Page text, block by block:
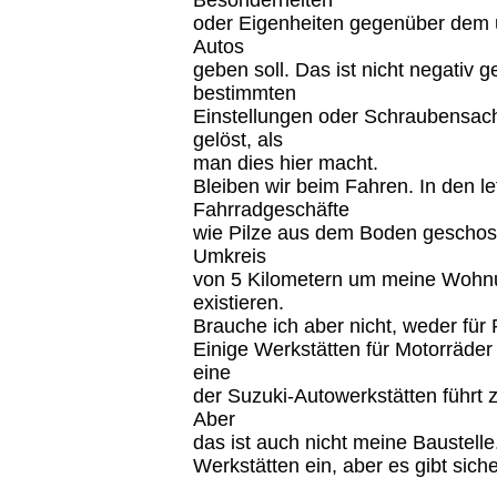
oder Eigenheiten gegenüber
Autos
geben soll. Das ist nicht negativ
bestimmten
Einstellungen oder
gelöst, als
man dies hier macht.
Bleiben wir beim Fahren. In den
Fahrradgeschäfte
wie Pilze aus dem Boden
Umkreis
von 5 Kilometern um meine
existieren.
Brauche ich aber nicht, weder für
Einige Werkstätten für
eine
der Suzuki-Autowerkstätten führt
Aber
das ist auch nicht meine
Werkstätten ein, aber es gibt